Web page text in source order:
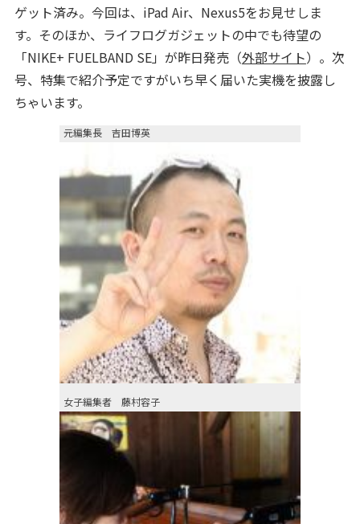
ゲット済み。今回は、iPad Air、Nexus5をお見せしま
す。そのほか、ライフログガジェットの中でも待望の
「NIKE+ FUELBAND SE」が昨日発売（外部サイト）。次
号、特集で紹介予定ですがいち早く届いた実機を披露し
ちゃいます。
元編集長 吉田博英
女子編集者 藤村容子